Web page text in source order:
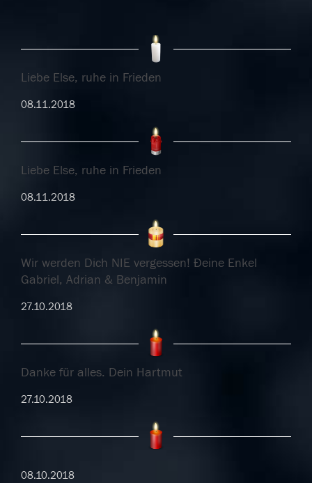
Liebe Else, ruhe in Frieden
08.11.2018
Liebe Else, ruhe in Frieden
08.11.2018
Wir werden Dich NIE vergessen! Ðeine Enkel
Gabriel, Adrian & Benjamin
27.10.2018
Danke für alles. Dein Hartmut
27.10.2018
08.10.2018